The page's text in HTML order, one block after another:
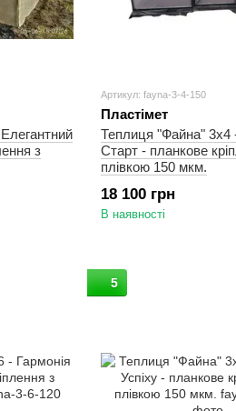
з
Артикул: fayna-3-4-150
Пластімет
Теплиця "Файна" 3х4
Старт - планкове
плівкою 150 мкм.
18 100 грн
В наявності
5